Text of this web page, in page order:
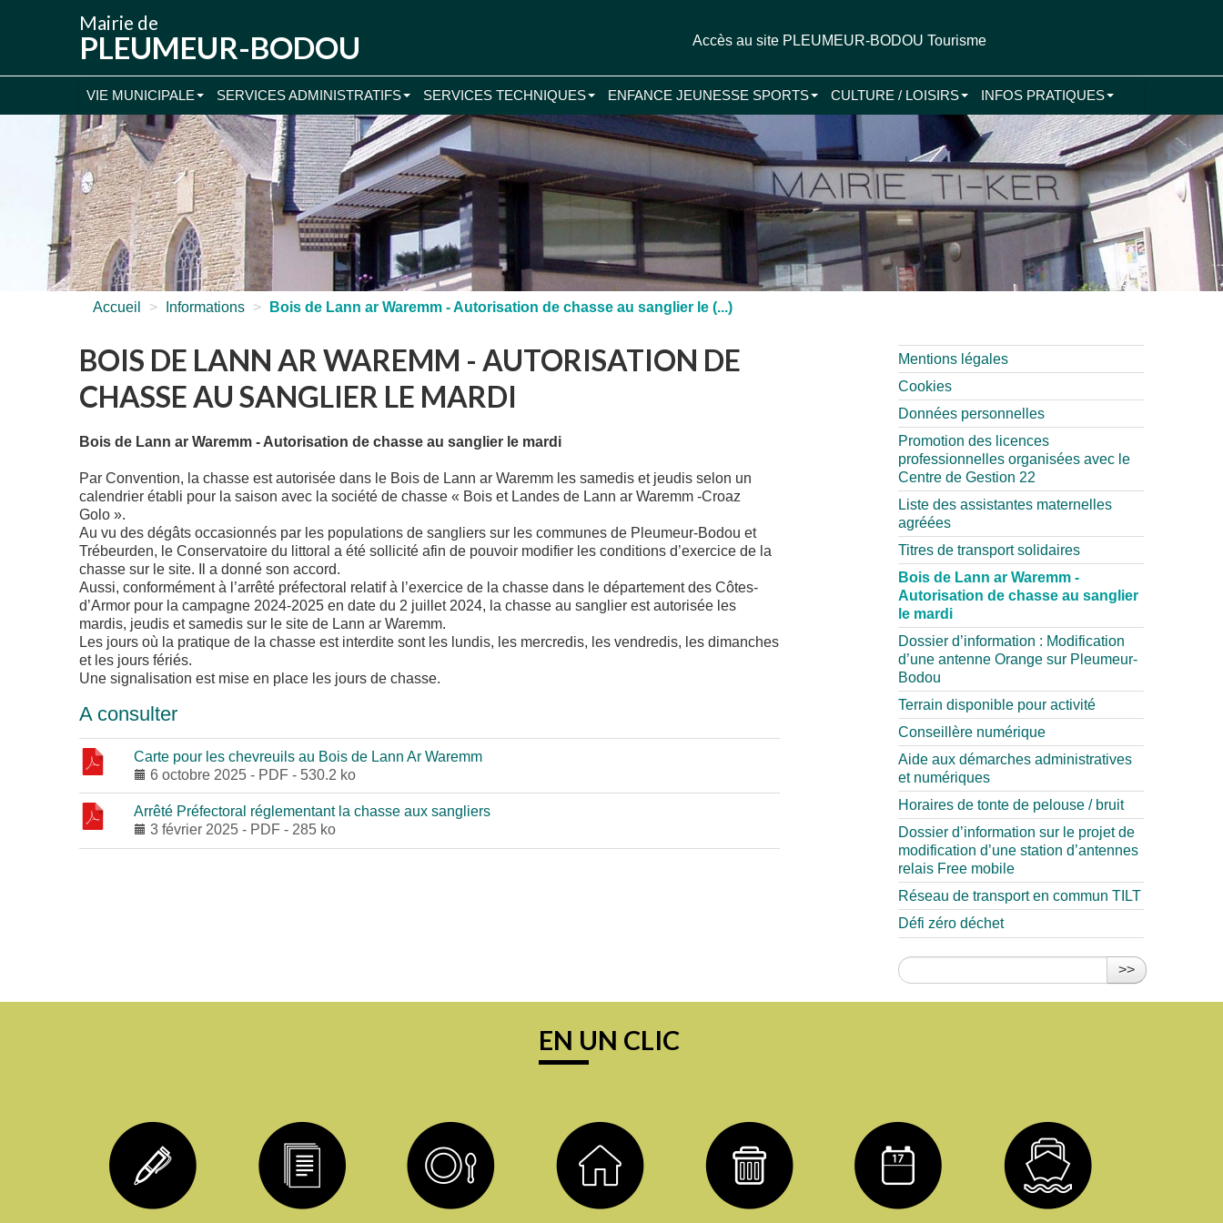
Mairie de
PLEUMEUR-BODOU Accès au site PLEUMEUR-BODOU Tourisme
VIE MUNICIPALE SERVICES ADMINISTRATIFS SERVICES TECHNIQUES ENFANCE JEUNESSE SPORTS CULTURE / LOISIRS INFOS PRATIQUES
Accueil > Informations > Bois de Lann ar Waremm - Autorisation de chasse au sanglier le (...)
BOIS DE LANN AR WAREMM - AUTORISATION DE
CHASSE AU SANGLIER LE MARDI
Bois de Lann ar Waremm - Autorisation de chasse au sanglier le mardi
Par Convention, la chasse est autorisée dans le Bois de Lann ar Waremm les samedis et jeudis selon un
calendrier établi pour la saison avec la société de chasse « Bois et Landes de Lann ar Waremm -Croaz
Golo ».
Au vu des dégâts occasionnés par les populations de sangliers sur les communes de Pleumeur-Bodou et
Trébeurden, le Conservatoire du littoral a été sollicité afin de pouvoir modifier les conditions d’exercice de la
chasse sur le site. Il a donné son accord.
Aussi, conformément à l’arrêté préfectoral relatif à l’exercice de la chasse dans le département des Côtes-
d’Armor pour la campagne 2024-2025 en date du 2 juillet 2024, la chasse au sanglier est autorisée les
mardis, jeudis et samedis sur le site de Lann ar Waremm.
Les jours où la pratique de la chasse est interdite sont les lundis, les mercredis, les vendredis, les dimanches
et les jours fériés.
Une signalisation est mise en place les jours de chasse.
A consulter
Carte pour les chevreuils au Bois de Lann Ar Waremm
6 octobre 2025 - PDF - 530.2 ko
Arrêté Préfectoral réglementant la chasse aux sangliers
3 février 2025 - PDF - 285 ko
Mentions légales
Cookies
Données personnelles
Promotion des licences
professionnelles organisées avec le
Centre de Gestion 22
Liste des assistantes maternelles
agréées
Titres de transport solidaires
Bois de Lann ar Waremm -
Autorisation de chasse au sanglier
le mardi
Dossier d’information : Modification
d’une antenne Orange sur Pleumeur-
Bodou
Terrain disponible pour activité
Conseillère numérique
Aide aux démarches administratives
et numériques
Horaires de tonte de pelouse / bruit
Dossier d’information sur le projet de
modification d’une station d’antennes
relais Free mobile
Réseau de transport en commun TILT
Défi zéro déchet
>>
EN UN CLIC